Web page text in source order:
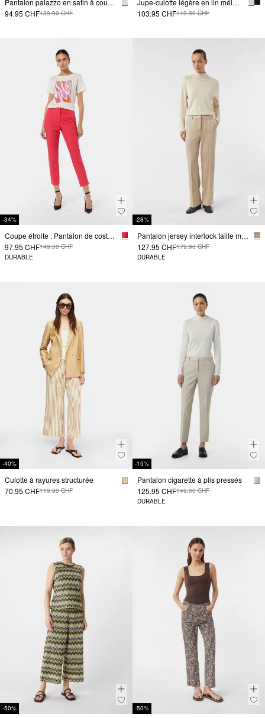
94.95 CHF139.90 CHF
103.95 CHF119.90 CHF
-34%
Coupe étroite : Pantalon de costume en viscose douce
97.95 CHF149.00 CHF
DURABLE
-28%
Pantalon jersey interlock taille mi-haute Regular Fit
127.95 CHF179.90 CHF
DURABLE
-40%
Culotte à rayures structurée
70.95 CHF119.90 CHF
-15%
Pantalon cigarette à plis pressés
125.95 CHF149.00 CHF
DURABLE
-50% -50%